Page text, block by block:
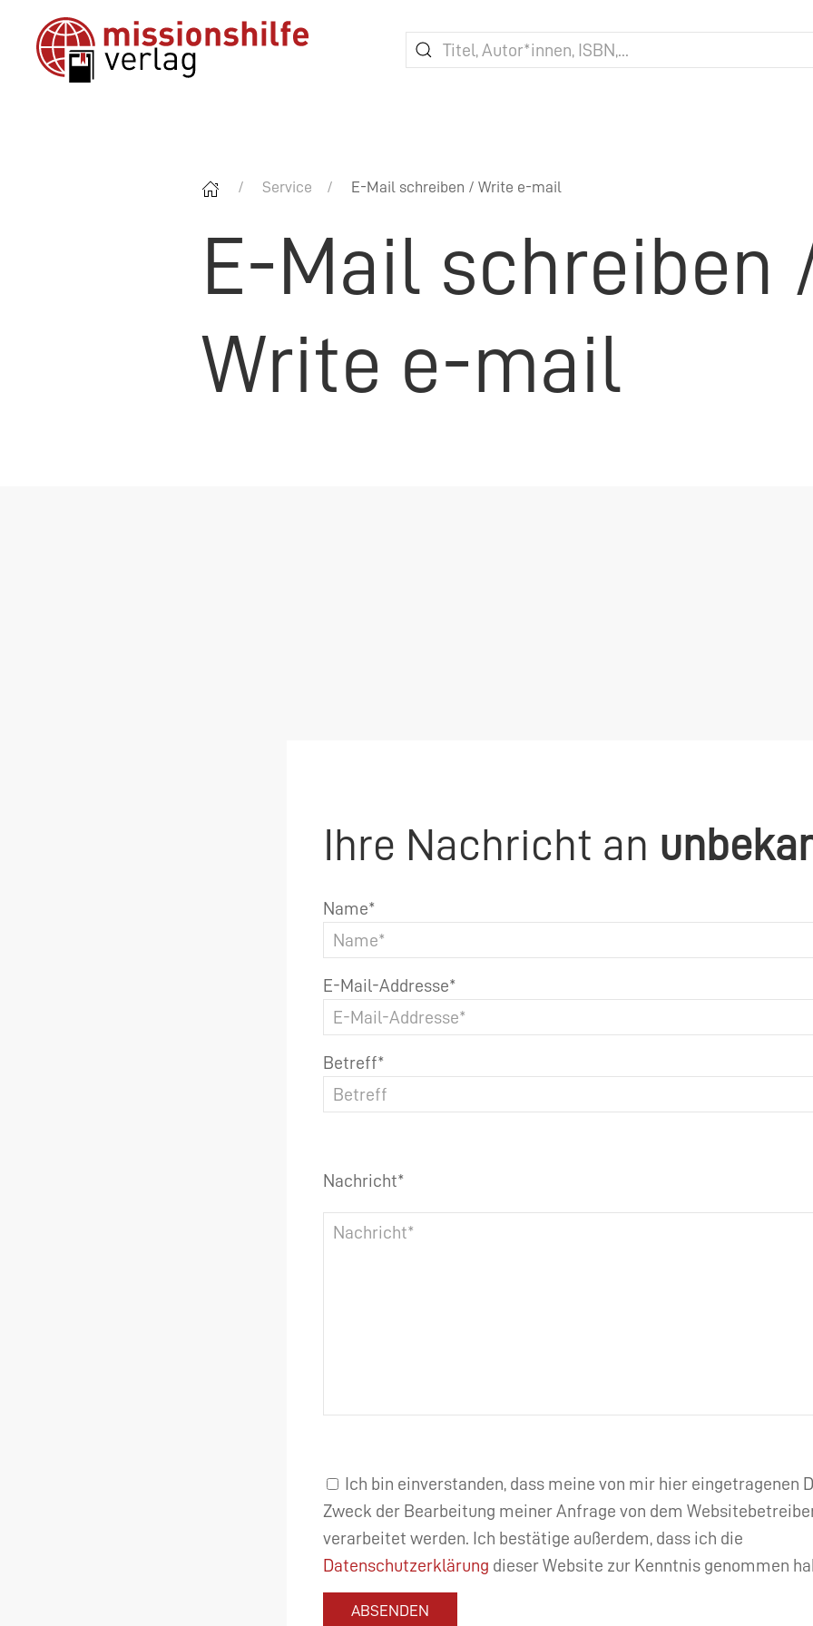
Service E-Mail schreiben / Write e-mail
E-Mail schreiben
Write e-mail
Ihre Nachricht an
Name*
E-Mail-Addresse*
Betreff*
Nachricht*
Ich bin einverstanden, dass meine von mir hier eingetragenen
Zweck der Bearbeitung meiner Anfrage von dem
verarbeitet werden. Ich bestätige außerdem, dass ich die
Datenschutzerklärung dieser Website zur Kenntnis genommen
ABSENDEN